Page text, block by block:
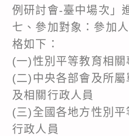
例研討會-臺中場次」
七、參加對象：參加
格如下：
(一)性別平等教育相關
(二)中央各部會及所
及相關行政人員
(三)全國各地方性別
行政人員